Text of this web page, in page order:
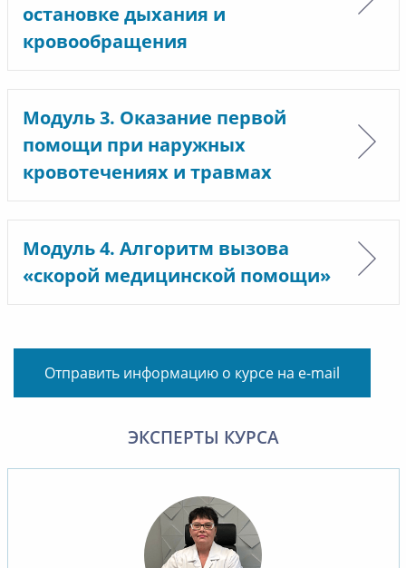
остановке дыхания и
кровообращения
Модуль 3. Оказание первой
помощи при наружных
кровотечениях и травмах
Модуль 4. Алгоритм вызова
«скорой медицинской помощи»
Отправить информацию о курсе на e-mail
ЭКСПЕРТЫ КУРСА